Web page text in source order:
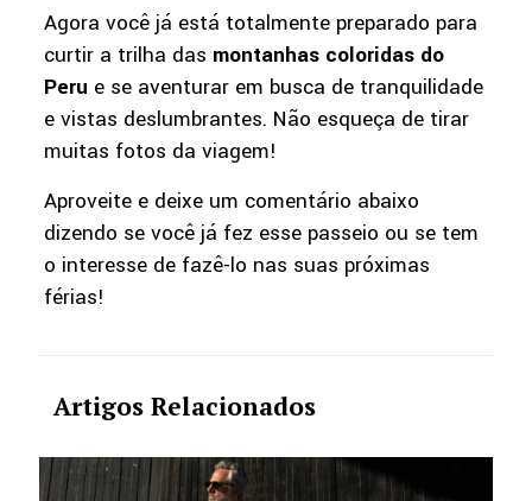
Agora você já está totalmente preparado para
curtir a trilha das montanhas coloridas do
Peru e se aventurar em busca de tranquilidade
e vistas deslumbrantes. Não esqueça de tirar
muitas fotos da viagem!
Aproveite e deixe um comentário abaixo
dizendo se você já fez esse passeio ou se tem
o interesse de fazê-lo nas suas próximas
férias!
Artigos Relacionados